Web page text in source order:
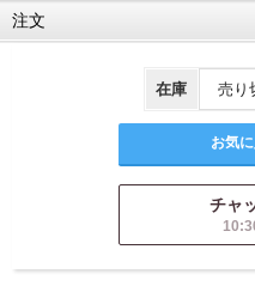
注文
在庫 売り
チャ